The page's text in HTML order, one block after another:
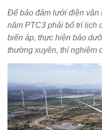
Để bảo đảm lưới điện vận
năm PTC3 phải bố trí lịch
biến áp, thực hiện bảo
thường xuyên, thí nghiệm